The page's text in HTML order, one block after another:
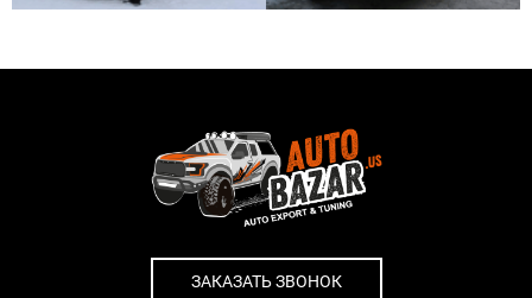
ЗАКАЗАТЬ ЗВОНОК